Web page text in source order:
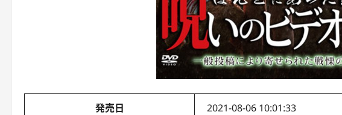
発売日 2021-08-06 10:01:33